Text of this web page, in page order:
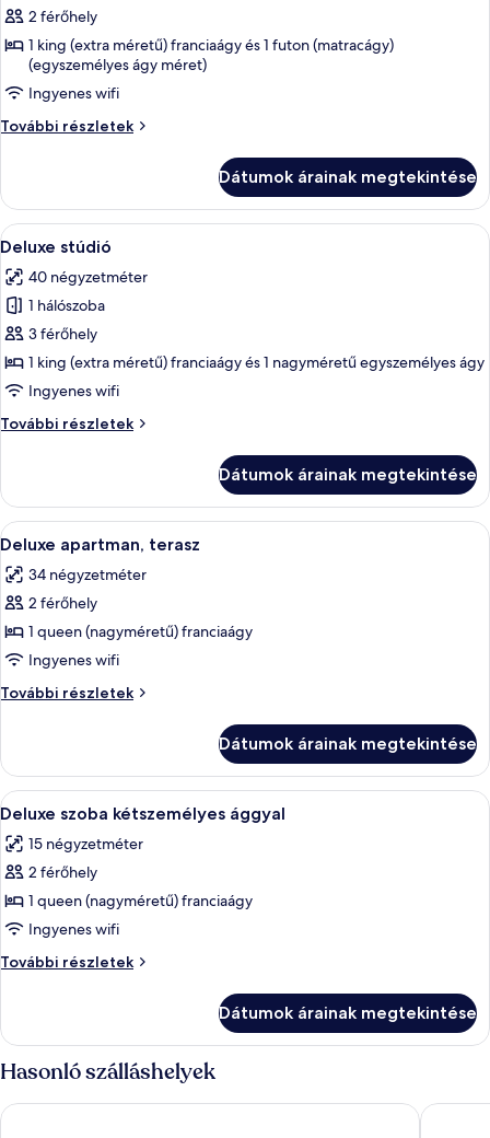
összes
képének
megtekintése:
Deluxe
apartman,
2 férőhely
1 king (extra méretű) franciaágy és 1 futon (matracágy)
(egyszemélyes ágy méret)
Ingyenes wifi
További részletek
Deluxe
részletei
Dátumok árainak megtekintése
A
következő
szoba
összes
képének
megtekintése:
Deluxe
Egy hálószoba, amelyben található
5
Deluxe stúdió
40 négyzetméter
1 hálószoba
3 férőhely
1 king (extra méretű) franciaágy és 1 nagyméretű egyszemélyes ágy
Ingyenes wifi
További részletek
Deluxe
Dátumok árainak megtekintése
A
következő
szoba
összes
képének
megtekintése:
Deluxe
apartman,
Egy terasz, melyen kerti bútorok –
15
Deluxe apartman, terasz
34 négyzetméter
2 férőhely
1 queen (nagyméretű) franciaágy
Ingyenes wifi
További részletek
Deluxe
részletei
Dátumok árainak megtekintése
A
következő
szoba
összes
képének
megtekintése:
Deluxe
szoba
ággyal
Egy hangulatos szoba, melynek
5
Deluxe szoba kétszemélyes ággyal
15 négyzetméter
2 férőhely
1 queen (nagyméretű) franciaágy
Ingyenes wifi
További részletek
Deluxe
további
részletei
Dátumok árainak megtekintése
Hasonló szálláshelyek
Horizon Luxury Suites Plaza